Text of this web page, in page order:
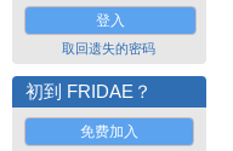
取回遗失的密码
初到 FRIDAE？
免费加入